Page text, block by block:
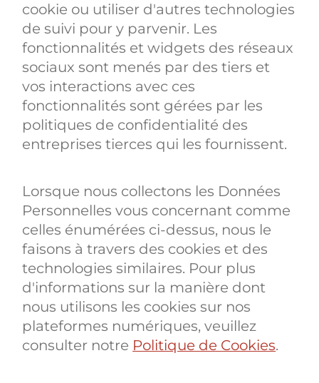
cookie ou utiliser d'autres technologies
de suivi pour y parvenir. Les
fonctionnalités et widgets des réseaux
sociaux sont menés par des tiers et
vos interactions avec ces
fonctionnalités sont gérées par les
politiques de confidentialité des
entreprises tierces qui les fournissent.
Lorsque nous collectons les Données
Personnelles vous concernant comme
celles énumérées ci-dessus, nous le
faisons à travers des cookies et des
technologies similaires. Pour plus
d'informations sur la manière dont
nous utilisons les cookies sur nos
plateformes numériques, veuillez
consulter notre Politique de Cookies.